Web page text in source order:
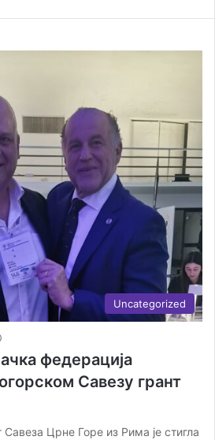
Uncategorized
федерација
Савезу грант
Црне Горе из Рима је стигла